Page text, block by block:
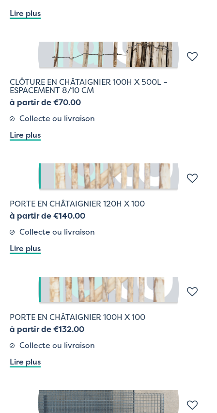
Lire plus
CLÔTURE EN CHÂTAIGNIER 100H X 500L –
ESPACEMENT 8/10 CM
à partir de €70.00
Collecte ou livraison
Lire plus
PORTE EN CHÂTAIGNIER 120H X 100
à partir de €140.00
Collecte ou livraison
Lire plus
PORTE EN CHÂTAIGNIER 100H X 100
à partir de €132.00
Collecte ou livraison
Lire plus